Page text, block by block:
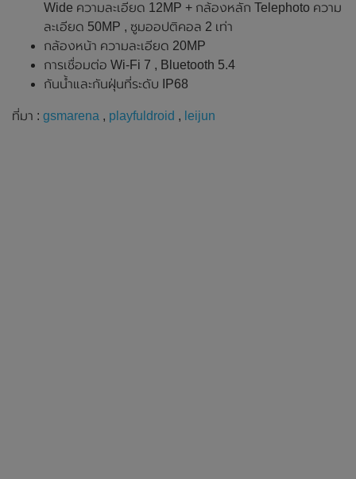
Wide ความละเอียด 12MP + กล้องหลัก Telephoto ความ
ละเอียด 50MP , ซูมออปติคอล 2 เท่า
กล้องหน้า ความละเอียด 20MP
การเชื่อมต่อ Wi-Fi 7 , Bluetooth 5.4
กันน้ำและกันฝุ่นที่ระดับ IP68
ที่มา : gsmarena , playfuldroid , leijun